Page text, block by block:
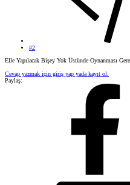
#2
Elle Yapılacak Bişey Yok Üstünde Oynanması
Cevap yazmak için giriş yap yada kayıt ol.
Paylaş: